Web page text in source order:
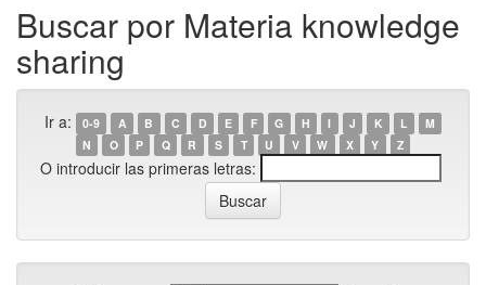
Buscar por Materia knowledge
sharing
Ir a: 0-9 A B C D E F G H I J K L
M
N
O P Q R S T U V W X Y Z
O introducir las primeras letras: